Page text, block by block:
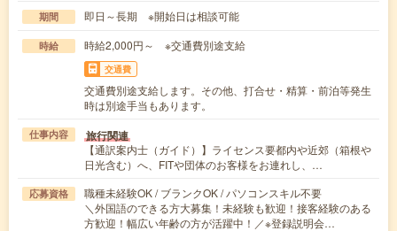
期間 即日～長期 ※開始日は相談可能
時給 時給2,000円～ ※交通費別途支給
交通費
交通費別途支給します。その他、打合せ・精算・前泊等発生
時は別途手当もあります。
仕事内容 旅行関連
【通訳案内士（ガイド）】ライセンス要都内や近郊（箱根や
日光含む）へ、FITや団体のお客様をお連れし、…
応募資格
職種未経験OK / ブランクOK / パソコンスキル不要
＼外国語のできる方大募集！未経験も歓迎！接客経験のある
方歓迎！幅広い年齢の方が活躍中！／※登録説明会…